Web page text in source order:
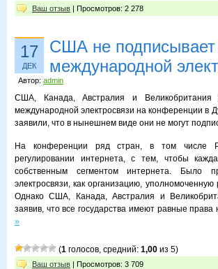
Ваш отзыв | Просмотров: 2 278
17
ДЕК
США не подписывает
международной
Автор: admin
США, Канада, Австралия и Великобритания
международной электросвязи на конференции в
заявили, что в нынешнем виде они не могут
На конференции ряд стран, в том числе
регулировании интернета, с тем, чтобы
собственным сегментом интернета. Было
электросвязи, как организацию,
Однако США, Канада, Австралия и
заявив, что все государства имеют равные
»
(1 голосов, средний: 1,00 из 5)
Ваш отзыв | Просмотров: 3 709